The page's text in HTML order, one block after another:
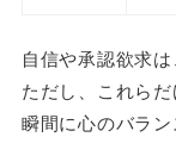
自信や承認欲求
ただし、これら
瞬間に心のバラン